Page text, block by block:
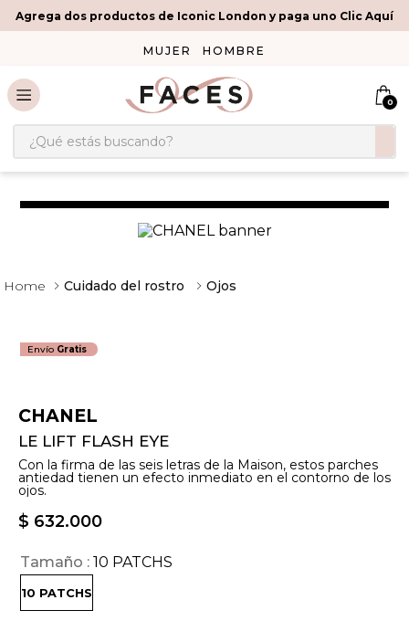
Agrega dos productos de Iconic London y paga uno Clic Aquí
MUJER HOMBRE
0
¿Qué estás buscando?
Cuidado del rostro Ojos
Envío Gratis
CHANEL
LE LIFT FLASH EYE
Con la firma de las seis letras de la Maison, estos parches
antiedad tienen un efecto inmediato en el contorno de los
ojos.
$ 632.000
Tamaño 10 PATCHS
10 PATCHS